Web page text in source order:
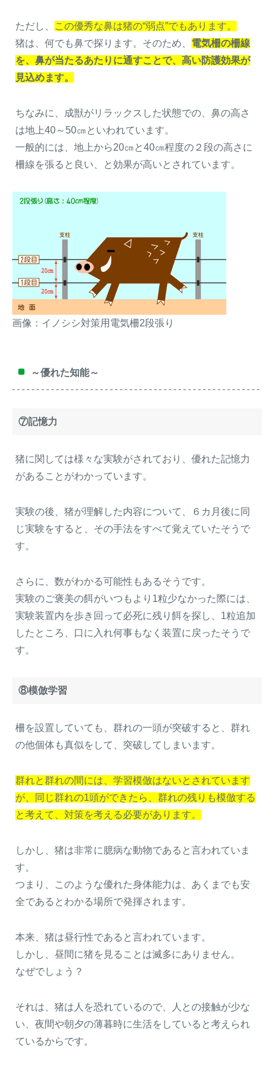
ただし、
この優秀な鼻は猪の“弱点”でもあります。
猪は、何でも鼻で探ります。そのため、 電気柵の柵線
を、鼻が当たるあたりに通すこ とで、高い防護効果が
見込めます。
ちなみに、成獣がリラックスした状態での、鼻の高さ
は地上40～50㎝といわれています。
一般的には、地上から20㎝と40㎝程度の２段の高さに
柵線を張ると良い、と効果が高いとされています。
画像：イノシシ対策用電気柵2段張り
～優れた知能～
⑦記憶力
猪に関しては様々な実験がされており、優れた記憶力
があることがわかっています。
実験の後、猪が理解した内容について、６カ月後に同
じ実験をすると、その手法をすべて覚えていたそうで
す。
さらに、数がわかる可能性もあるそうです。
実験のご褒美の餌がいつもより1粒少なかった際には、
実験装置内を歩き回って必死に残り餌を探し、1粒追加
したところ、口に入れ何事もなく装置に戻ったそうで
す。
⑧模倣学習
柵を設置していても、群れの一頭が突破すると、群れ
の他個体も真似をして、突破してしまいます。
群れと群れの間には、学習模倣はないとされています
が、同じ群れの1頭ができたら、群れの残りも模倣する
と考えて、対策を考える必要があります。
しかし、猪は非常に臆病な動物であると言われていま
す。
つまり、このような優れた身体能力は、あくまでも安
全であるとわかる場所で発揮されます。
本来、猪は昼行性であると言われています。
しかし、昼間に猪を見ることは滅多にありません。
なぜでしょう？
それは、猪は人を恐れているので、人との接触が少な
い、夜間や朝夕の薄暮時に生活をしていると考えられ
ているからです。